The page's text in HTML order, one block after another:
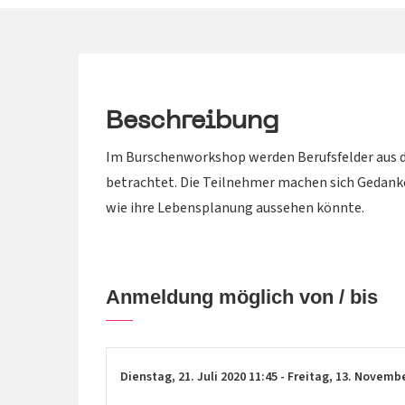
Beschreibung
Im Burschenworkshop werden Berufsfelder aus
betrachtet. Die Teilnehmer machen sich
wie ihre Lebensplanung aussehen könnte.
Anmeldung möglich von / bis
Dienstag, 21. Juli 2020 11:45 - Freitag, 13.